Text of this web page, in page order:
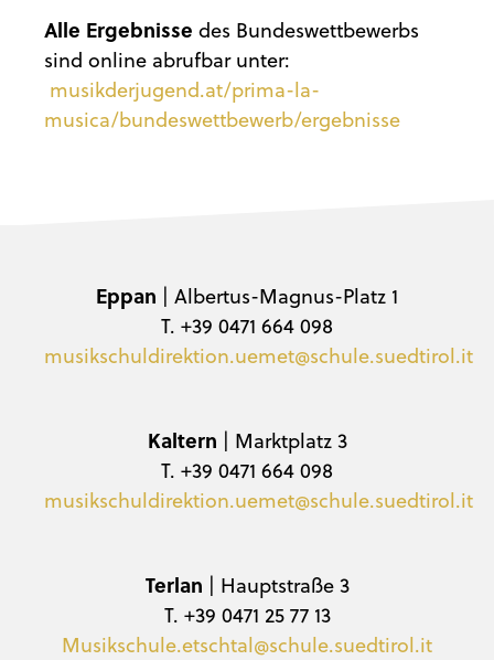
Alle Ergebnisse des Bundeswettbewerbs
sind online abrufbar unter:
musikderjugend.at/prima-la-
musica/bundeswettbewerb/ergebnisse
Eppan | Albertus-Magnus-Platz 1
T. +39 0471 664 098
musikschuldirektion.uemet@schule.suedtirol.it
Kaltern | Marktplatz 3
T. +39 0471 664 098
musikschuldirektion.uemet@schule.suedtirol.it
Terlan | Hauptstraße 3
T. +39 0471 25 77 13
Musikschule.etschtal@schule.suedtirol.it